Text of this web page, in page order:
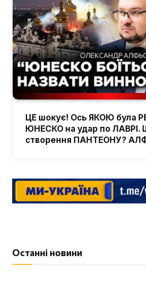
ЦЕ шокує! Ось ЯКОЮ була
ЮНЕСКО на удар по ЛАВРІ.
створення ПАНТЕОНУ?
Останні новини